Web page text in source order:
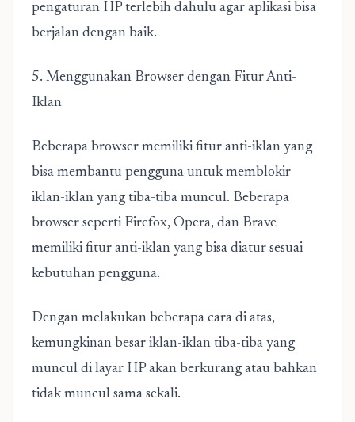
pengaturan HP terlebih dahulu agar aplikasi bisa
berjalan dengan baik.
5. Menggunakan Browser dengan Fitur Anti-
Iklan
Beberapa browser memiliki fitur anti-iklan yang
bisa membantu pengguna untuk memblokir
iklan-iklan yang tiba-tiba muncul. Beberapa
browser seperti Firefox, Opera, dan Brave
memiliki fitur anti-iklan yang bisa diatur sesuai
kebutuhan pengguna.
Dengan melakukan beberapa cara di atas,
kemungkinan besar iklan-iklan tiba-tiba yang
muncul di layar HP akan berkurang atau bahkan
tidak muncul sama sekali.